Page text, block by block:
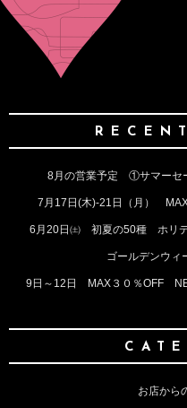
8月の営業予定 ①サマー
7月17日(木)‐21日（月）
6月20日㈯ 初夏の50種 ホリデ
ゴールデンウィ
9日～12日 MAX３０％OFF
お店から